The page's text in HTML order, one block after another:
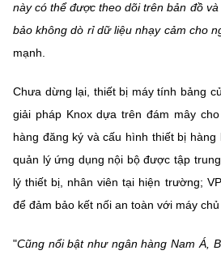
này có thể được theo dõi trên bản đồ
bảo không dò rỉ dữ liệu nhạy cảm cho
mạnh.
Chưa dừng lại, thiết bị máy tính bảng
giải pháp Knox dựa trên đám mây
hàng đăng ký và cấu hình thiết bị hàng
quản lý ứng dụng nội bộ được tập
lý thiết bị, nhân viên tại hiện trường;
để đảm bảo kết nối an toàn với máy chủ
"Cũng nổi bật như ngân hàng Nam Á,